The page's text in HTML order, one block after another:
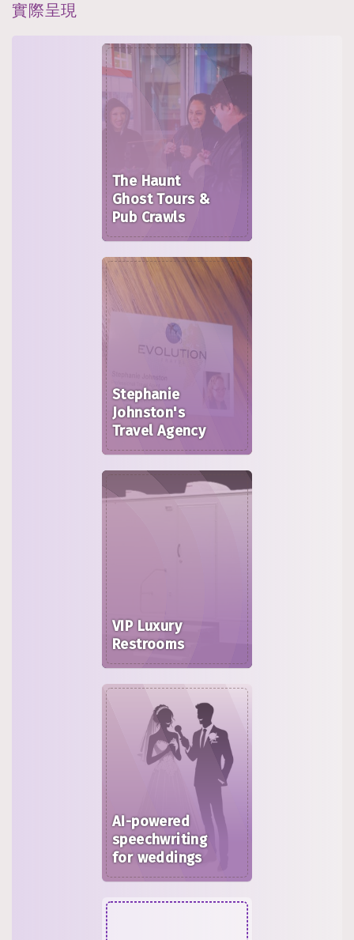
實際呈現
The Haunt
Ghost Tours &
Pub Crawls
Stephanie
Johnston's
Travel Agency
VIP Luxury
Restrooms
AI-powered
speechwriting
for weddings